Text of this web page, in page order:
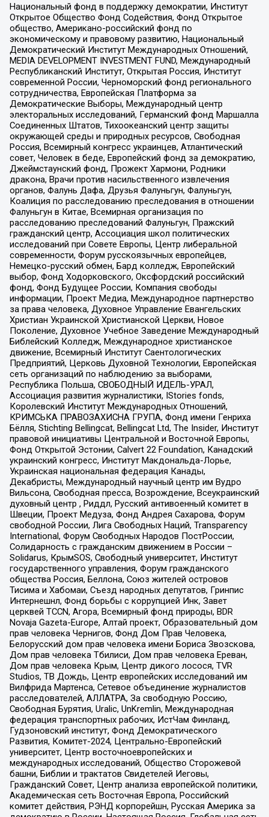
Национальный фонд в поддержку демократии, Институт
Открытое Общество Фонд Содействия, Фонд Открытое
общество, Американо-российский фонд по
экономическому и правовому развитию, Национальный
Демократический Институт Международных Отношений,
MEDIA DEVELOPMENT INVESTMENT FUND, Международный
Республиканский Институт, Открытая Россия, Институт
современной России, Черноморский фонд регионального
сотрудничества, Европейская Платформа за
Демократические Выборы, Международный центр
электоральных исследований, Германский фонд Маршалла
Соединенных Штатов, Тихоокеанский центр защиты
окружающей среды и природных ресурсов, Свободная
Россия, Всемирный конгресс украинцев, Атлантический
совет, Человек в беде, Европейский фонд за демократию,
Джеймстаунский фонд, Прожект Хармони, Родники
дракона, Врачи против насильственного извлечения
органов, Фалунь Дафа, Друзья Фалуньгун, Фалуньгун,
Коалиция по расследованию преследования в отношении
Фалуньгун в Китае, Всемирная организация по
расследованию преследований Фалуньгун, Пражский
гражданский центр, Ассоциация школ политических
исследований при Совете Европы, Центр либеральной
современности, Форум русскоязычных европейцев,
Немецко-русский обмен, Бард колледж, Европейский
выбор, Фонд Ходорковского, Оксфордский российский
фонд, Фонд Будущее России, Компания свободы
информации, Проект Медиа, Международное партнерство
за права человека, Духовное Управление Евангельских
Христиан Украинской Христианской Церкви, Новое
Поколение, Духовное Учебное Заведение Международный
Библейский Колледж, Международное христианское
движение, Всемирный Институт Саентологических
Предприятий, Церковь Духовной Технологии, Европейская
сеть организаций по наблюдению за выборами,
Республика Польша, СВОБОДНЫЙ ИДЕЛЬ-УРАЛ,
Ассоциация развития журналистики, IStories fonds,
Королевский Институт Международных Отношений,
КРИМСЬКА ПРАВОЗАХИСНА ГРУПА, Фонд имени Генриха
Бёлля, Stichting Bellingcat, Bellingcat Ltd, The Insider, Институт
правовой инициативы Центральной и Восточной Европы,
Фонд Открытой Эстонии, Calvert 22 Foundation, Канадский
украинский конгресс, Институт Макдональда-Лорье,
Украинская национальная федерация Канады,
Декабристы, Международный научный центр им Вудро
Вильсона, Свободная пресса, Возрождение, Всеукраинский
духовный центр , Риддл, Русский антивоенный комитет в
Швеции, Проект Медуза, Фонд Андрея Сахарова, Форум
свободной России, Лига Свободных Наций, Transparеncy
International, Форум Свободных Народов ПостРоссии,
Солидарность с гражданским движением в России –
Solidarus, КрымSOS, Свободный университет, Институт
государственного управления, Форум гражданского
общества Россия, Беллона, Союз жителей островов
Тисима и Хабомаи, Съезд народных депутатов, Гринпис
Интернешнл, Фонд борьбы с коррупцией Инк, Завет
церквей TCCN, Агора, Всемирный фонд природы, BDR
Novaja Gazeta-Europe, Алтай проект, Образовательный дом
прав человека Чернигов, Фонд Дом Прав Человека,
Белорусский дом прав человека имени Бориса Звозскова,
Дом прав человека Тбилиси, Дом прав человека Ереван,
Дом прав человека Крым, Центр дикого лосося, TVR
Studios, ТВ Дождь, Центр европейских исследований им
Вилфрида Мартенса, Сетевое объединение журналистов
расследователей, АЛЛАТРА, За свободную Россию,
Свободная Бурятия, Uralic, UnKremlin, Международная
федерация транспортных рабочих, ИстЧам Финланд,
Гудзоновский институт, Фонд Демократического
Развития, Комитет-2024, Центрально-Европейский
университет, Центр восточноевропейских и
международных исследований, Общество Сторожевой
башни, Библии и трактатов Свидетелей Иеговы,
Гражданский Совет, Центр анализа европейской политики,
Академическая сеть Восточная Европа, Российский
комитет действия, РЭНД корпорейшн, Русская Америка за